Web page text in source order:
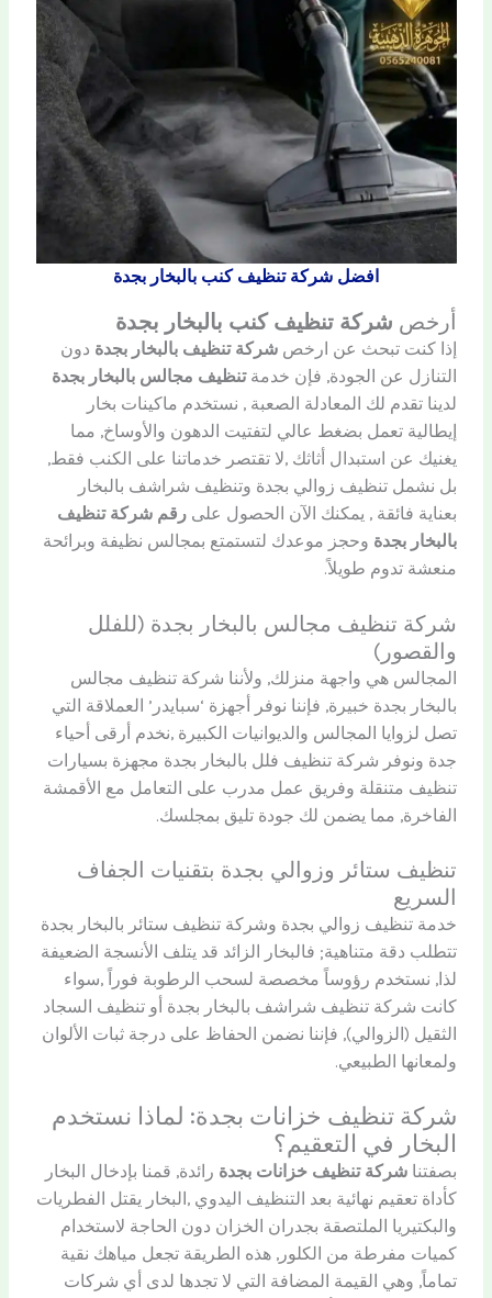
افضل شركة تنظيف كنب بالبخار بجدة
أرخص شركة تنظيف كنب بالبخار بجدة
إذا كنت تبحث عن ارخصشركة تنظيف بالبخار بجدة دون
التنازل عن الجودة, فإن خدمةتنظيف مجالس بالبخار بجدة
لدينا تقدم لك المعادلة الصعبة , نستخدم ماكينات بخار
إيطالية تعمل بضغط عالي لتفتيت الدهون والأوساخ, مما
يغنيك عن استبدال أثاثك ,لا تقتصر خدماتنا على الكنب فقط,
بل نشمل تنظيف زوالي بجدة وتنظيف شراشف بالبخار
بعناية فائقة , يمكنك الآن الحصول علىرقم شركة تنظيف
بالبخار بجدة وحجز موعدك لتستمتع بمجالس نظيفة وبرائحة
منعشة تدوم طويلاً.
شركة تنظيف مجالس بالبخار بجدة (للفلل
والقصور)
المجالس هي واجهة منزلك, ولأننا شركة تنظيف مجالس
بالبخار بجدة خبيرة, فإننا نوفر أجهزة ‘سبايدر’ العملاقة التي
تصل لزوايا المجالس والديوانيات الكبيرة ,نخدم أرقى أحياء
جدة ونوفر شركة تنظيف فلل بالبخار بجدة مجهزة بسيارات
تنظيف متنقلة وفريق عمل مدرب على التعامل مع الأقمشة
الفاخرة, مما يضمن لك جودة تليق بمجلسك.
تنظيف ستائر وزوالي بجدة بتقنيات الجفاف
السريع
خدمة تنظيف زوالي بجدة وشركة تنظيف ستائر بالبخار بجدة
تتطلب دقة متناهية; فالبخار الزائد قد يتلف الأنسجة الضعيفة
لذا, نستخدم رؤوساً مخصصة لسحب الرطوبة فوراً ,سواء
كانت شركة تنظيف شراشف بالبخار بجدة أو تنظيف السجاد
الثقيل (الزوالي), فإننا نضمن الحفاظ على درجة ثبات الألوان
ولمعانها الطبيعي.
شركة تنظيف خزانات بجدة: لماذا نستخدم
البخار في التعقيم؟
بصفتناشركة تنظيف خزانات بجدة رائدة, قمنا بإدخال البخار
كأداة تعقيم نهائية بعد التنظيف اليدوي ,البخار يقتل الفطريات
والبكتيريا الملتصقة بجدران الخزان دون الحاجة لاستخدام
كميات مفرطة من الكلور, هذه الطريقة تجعل مياهك نقية
تماماً, وهي القيمة المضافة التي لا تجدها لدى أي شركات